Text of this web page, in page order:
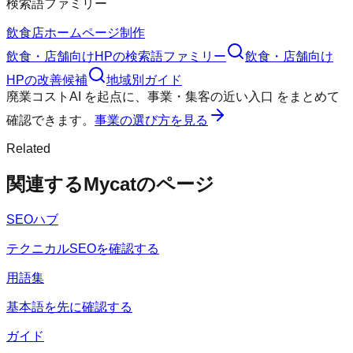
検索語ファミリー
飲食店ホームページ制作
飲食・店舗向けHPの検索語ファミリー
飲食・店舗向け
HPの改善候補
地域別ガイド
廃業コストAI
を起点に、 事業・集客の近い入口 をまとめて
確認できます。 事業の選び方を見る
Related
関連するMycatのページ
SEOハブ
テクニカルSEOを確認する
用語集
基本語を先に確認する
ガイド